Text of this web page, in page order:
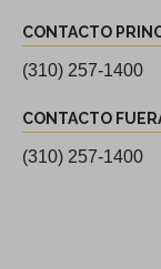
d
i
t
r
t
e
d
e
d
i
o
n
t
a
c
CONTACTO
(310) 257-1400
CONTACTO
(310) 257-1400